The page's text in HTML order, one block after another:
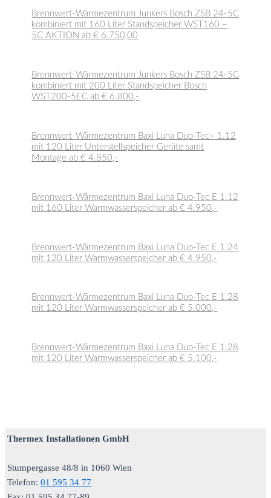
Brennwert-Wärmezentrum Junkers Bosch ZSB 24-5C
kombiniert mit 160 Liter Standspeicher WST160 –
5C AKTION ab € 6.750,00
Brennwert-Wärmezentrum Junkers Bosch ZSB 24-5C
kombiniert mit 200 Liter Standspeicher Bosch
WST200-5EC ab € 6.800,-
Brennwert-Wärmezentrum Baxi Luna Duo-Tec+ 1.12
mit 120 Liter Unterstellspeicher Geräte samt
Montage ab € 4.850,-
Brennwert-Wärmezentrum Baxi Luna Duo-Tec E 1.12
mit 160 Liter Warmwasserspeicher ab € 4.950,-
Brennwert-Wärmezentrum Baxi Luna Duo-Tec E 1.24
mit 120 Liter Warmwasserspeicher ab € 4.950,-
Brennwert-Wärmezentrum Baxi Luna Duo-Tec E 1.28
mit 120 Liter Warmwasserspeicher ab € 5.000,-
Brennwert-Wärmezentrum Baxi Luna Duo-Tec E 1.28
mit 120 Liter Warmwasserspeicher ab € 5.100,-
Thermex Installationen GmbH
Stumpergasse 48/8 in 1060 Wien
Telefon:01 595 34 77